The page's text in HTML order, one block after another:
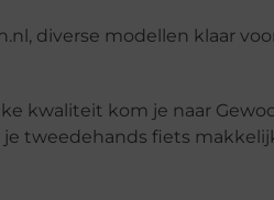
kwaliteit kom je naar
tweedehands fiets